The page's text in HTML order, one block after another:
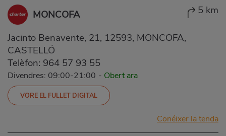
MONCOFA 5 km
Jacinto Benavente, 21, 12593, MONCOFA,
CASTELLÓ
Telèfon: 964 57 93 55
Divendres: 09:00-21:00 - Obert ara
VORE EL FULLET DIGITAL
Conéixer la tenda